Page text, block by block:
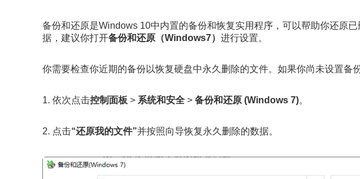
备份和还原是Windows 10中内置的备份和恢复实用程序，可以帮助你还原
据，建议你打开备份和还原（Windows7） 进行设置。
你需要检查你近期的备份以恢复硬盘中永久删除的文件。如果你尚未设置备
1. 依次点击控制面板 > 系统和安全 > 备份和还原 (Windows 7)。
2. 点击“还原我的文件”并按照向导恢复永久删除的数据。